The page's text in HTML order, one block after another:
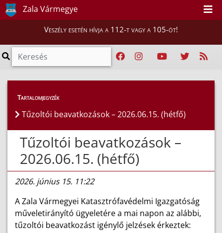
Zala Vármegye
Veszély esetén hívja a 112-t vagy a 105-öt!
Híreink > Hírek
Tartalomjegyzék
Tűzoltói beavatkozások – 2026.06.15. (hétfő)
Tűzoltói beavatkozások –
2026.06.15. (hétfő)
2026. június 15. 11:22
A Zala Vármegyei Katasztrófavédelmi Igazgatóság
műveletirányító ügyeletére a mai napon az alábbi,
tűzoltói beavatkozást igénylő jelzések érkeztek: